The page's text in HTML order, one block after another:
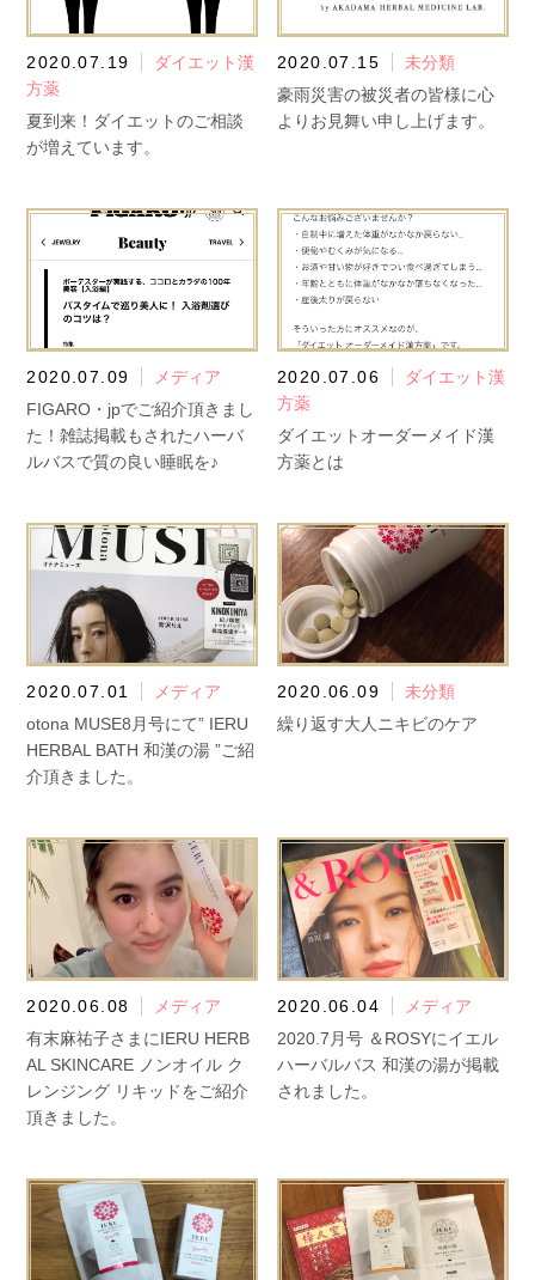
2020.07.19
ダイエット漢
方薬
夏到来！ダイエットのご相談
が増えています。
2020.07.15
未分類
豪雨災害の被災者の皆様に心
よりお見舞い申し上げます。
2020.07.09
メディア
FIGARO・jpでご紹介頂きまし
た！雑誌掲載もされたハーバ
ルバスで質の良い睡眠を♪
2020.07.06
ダイエット漢
方薬
ダイエットオーダーメイド漢
方薬とは
2020.07.01
メディア
otona MUSE8月号にて” IERU
HERBAL BATH 和漢の湯 ”ご紹
介頂きました。
2020.06.09
未分類
繰り返す大人ニキビのケア
2020.06.08
メディア
有末麻祐子さまにIERU HERB
AL SKINCARE ノンオイル ク
レンジング リキッドをご紹介
頂きました。
2020.06.04
メディア
2020.7月号 ＆ROSYにイエル
ハーバルバス 和漢の湯が掲載
されました。